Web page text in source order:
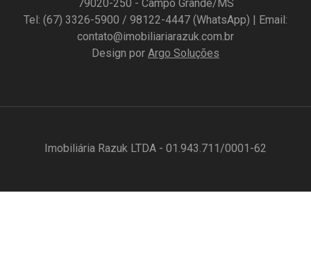
79020-250 - Campo Grande/MS
Tel: (67) 3326-5900 / 98122-4447 (WhatsApp) | Email:
contato@imobiliariarazuk.com.br
Design por Argo Soluções
Imobiliária Razuk LTDA - 01.943.711/0001-62